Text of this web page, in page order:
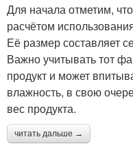
Для начала отметим,
расчётом
Её размер составляет
Важно учитывать тот
продукт и может
влажность, в свою
вес продукта.
читать дальше →